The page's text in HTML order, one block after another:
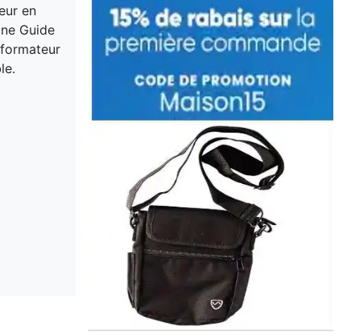
en
Guide